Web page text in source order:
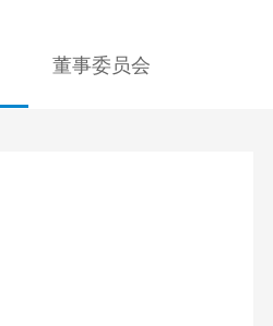
董事委员会